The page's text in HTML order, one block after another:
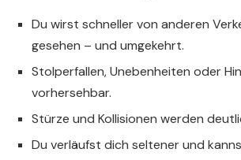
Du wirst schneller von anderen
gesehen – und umgekehrt.
Stolperfallen, Unebenheiten oder
vorhersehbar.
Stürze und Kollisionen werden
Du verläufst dich seltener und